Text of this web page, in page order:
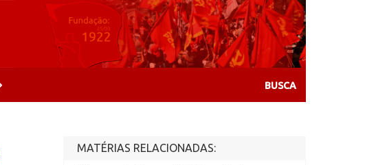
MATÉRIAS RELACIONADAS: